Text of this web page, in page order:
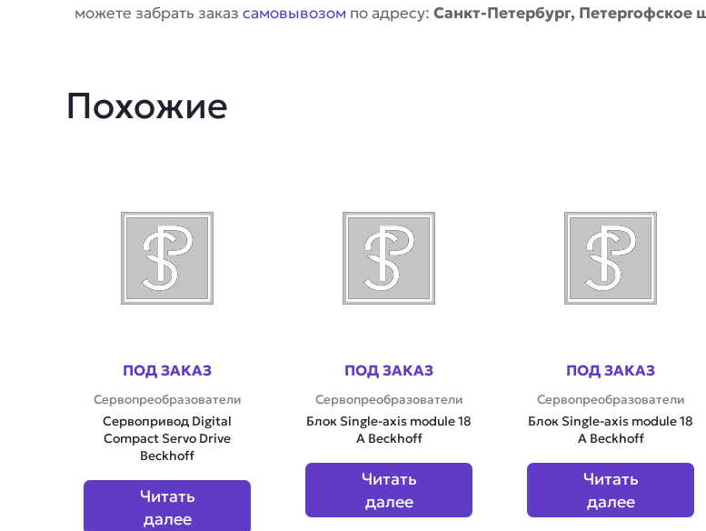
можете забрать заказ самовывозом по адресу: Санкт-Петербург, Петергофское
Похожие
ПОД ЗАКАЗ
Сервопреобразователи
Сервопривод Digital
Compact Servo Drive
Beckhoff
Читать
далее
ПОД ЗАКАЗ
Сервопреобразователи
Блок Single-axis module 18
A Beckhoff
Читать
далее
ПОД ЗАКАЗ
Сервопреобразователи
Блок Single-axis module 18
A Beckhoff
Читать
далее